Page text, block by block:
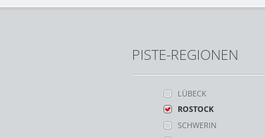
PISTE-REGIONEN
LÜBECK
ROSTOCK
SCHWERIN